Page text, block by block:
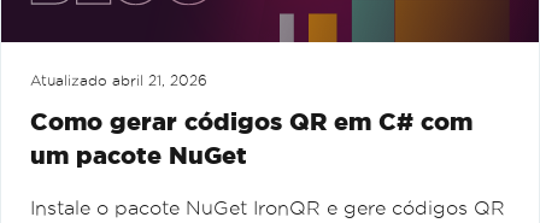
Atualizado abril 21, 2026
Como gerar códigos QR em C# com
um pacote NuGet
Instale o pacote NuGet IronQR e gere códigos QR